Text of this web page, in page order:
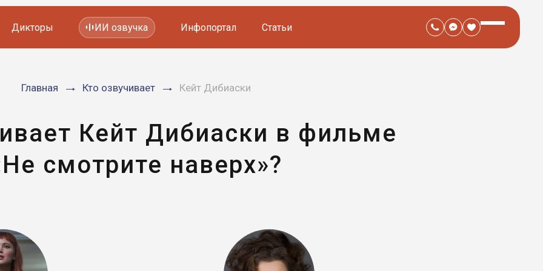
Мультфильмов
Дикторы ИИ озвучка Инфопортал Статьи
Главная Кто озвучивает Кейт Дибиаски
Кейт Дибиаски в фильме
смотрите наверх»?